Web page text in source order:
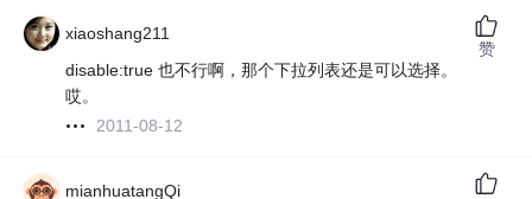
xiaoshang211
disable:true 也不行啊，那个下拉列表还是可以选择。
哎。
2011-08-12
赞
mianhuatangQi